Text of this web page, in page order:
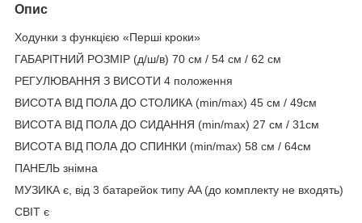
Опис
Ходунки з функцією «Перші кроки»
ГАБАРІТНИЙ РОЗМІР (д/ш/в) 70 см / 54 см / 62 см
РЕГУЛЮВАННЯ З ВИСОТИ 4 положення
ВИСОТА ВІД ПОЛА ДО СТОЛИКА (min/max) 45 см / 49см
ВИСОТА ВІД ПОЛА ДО СИДАННЯ (min/max) 27 см / 31см
ВИСОТА ВІД ПОЛА ДО СПИНКИ (min/max) 58 см / 64см
ПАНЕЛЬ знімна
МУЗИКА є, від 3 батарейок типу AA (до комплекту не входять)
СВІТ є